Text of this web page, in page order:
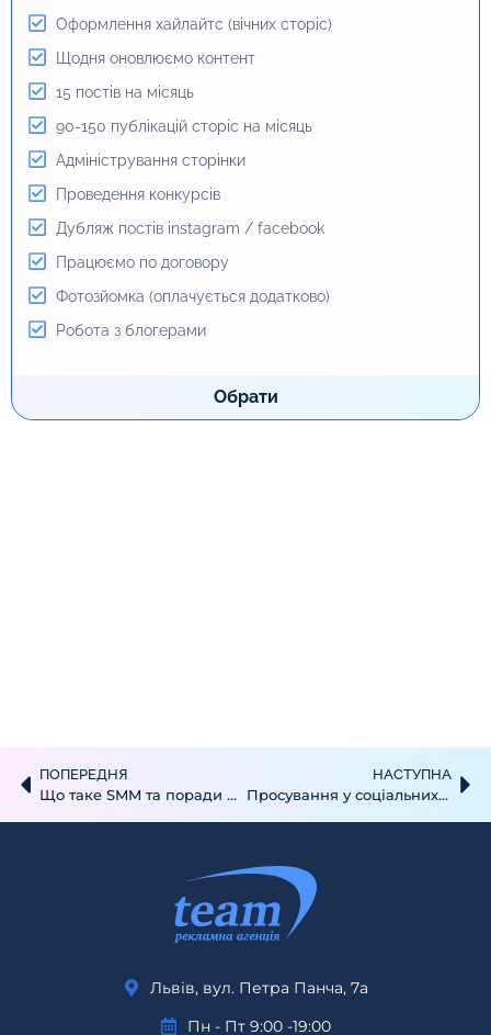
Оформлення хайлайтс (вічних сторіс)
Щодня оновлюємо контент
15 постів на місяць
90-150 публікацій сторіс на місяць
Адміністрування сторінки
Проведення конкурсів
Дубляж постів instagram / facebook
Працюємо по договору
Фотозйомка (оплачується додатково)
Робота з блогерами
Обрати
Працюємо по договору
Фото/Відеозйомка (оплачується додатково)
Робота з блогерами
Обрати
ПОПЕРЕДНЯ
Що таке SMM та поради для SMM-менеджерів
НАСТУПНА
Просування у соціальних мережах: стратегія, інструменти та реальні результати для бізнесу
Львів, вул. Петра Панча, 7а
Пн - Пт 9:00 -19:00